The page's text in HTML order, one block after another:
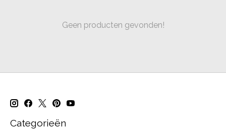
Geen producten gevonden!
Categorieën